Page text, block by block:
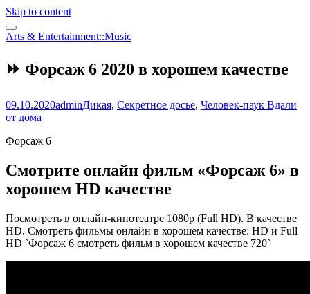
Skip to content
Arts & Entertainment::Music
⏩ Форсаж 6 2020 в хорошем качестве
09.10.2020adminДикая, Секретное досье, Человек-паук Вдали
от дома
Форсаж 6
Смотрите онлайн фильм «Форсаж 6» в
хорошем HD качестве
Посмотреть в онлайн-кинотеатре 1080p (Full HD). В качестве
HD. Смотреть фильмы онлайн в хорошем качестве: HD и Full
HD `Форсаж 6 смотреть фильм в хорошем качестве 720`